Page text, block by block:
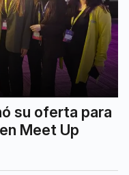
su oferta para
Meet Up